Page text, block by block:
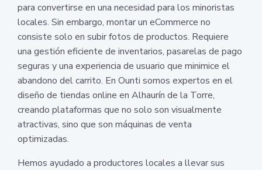
para convertirse en una necesidad para los minoristas
locales. Sin embargo, montar un eCommerce no
consiste solo en subir fotos de productos. Requiere
una gestión eficiente de inventarios, pasarelas de pago
seguras y una experiencia de usuario que minimice el
abandono del carrito. En Ounti somos expertos en el
diseño de tiendas online en Alhaurín de la Torre,
creando plataformas que no solo son visualmente
atractivas, sino que son máquinas de venta
optimizadas.
Hemos ayudado a productores locales a llevar sus